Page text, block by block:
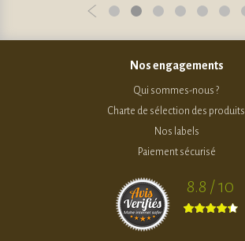
Nos engagements
Qui sommes-nous ?
Charte de sélection des produits
Nos labels
Paiement sécurisé
8.8 / 10